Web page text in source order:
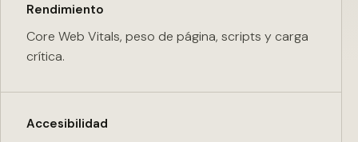
Rendimiento
Core Web Vitals, peso de página, scripts y carga
crítica.
Accesibilidad